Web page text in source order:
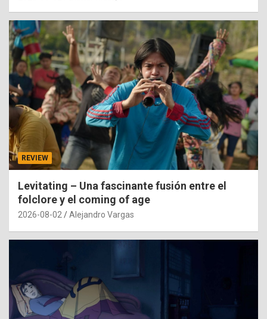
REVIEW
Levitating – Una fascinante fusión entre el
folclore y el coming of age
2026-08-02 Alejandro Vargas